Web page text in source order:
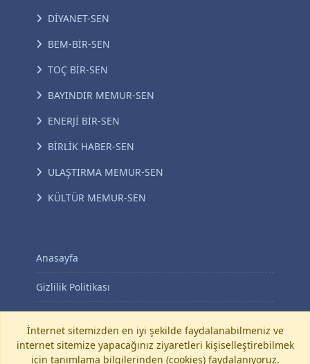
DİYANET-SEN
BEM-BİR-SEN
TOÇ BİR-SEN
BAYINDIR MEMUR-SEN
ENERJİ BİR-SEN
BİRLİK HABER-SEN
ULAŞTIRMA MEMUR-SEN
KÜLTÜR MEMUR-SEN
Anasayfa
Gizlilik Politikası
KVKK Aydınlatma Metni
İletişim
İnternet sitemizden en iyi şekilde faydalanabilmeniz ve
internet sitemize yapacağınız ziyaretleri kişiselleştirebilmek
için tanımlama bilgilerinden (cookies) faydalanıyoruz.